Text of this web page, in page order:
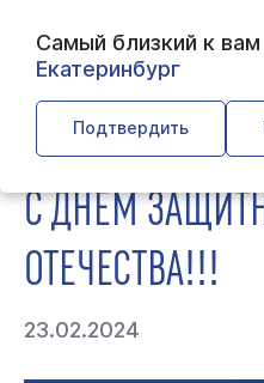
Самый близкий к
Екатеринбург
Подтвердить
Отечества!!!
С ДНЁМ
ОТЕЧЕСТВА!!!
23.02.2024